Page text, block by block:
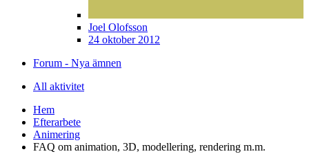
Joel Olofsson
24 oktober 2012
Forum - Nya ämnen
All aktivitet
Hem
Efterarbete
Animering
FAQ om animation, 3D, modellering, rendering m.m.